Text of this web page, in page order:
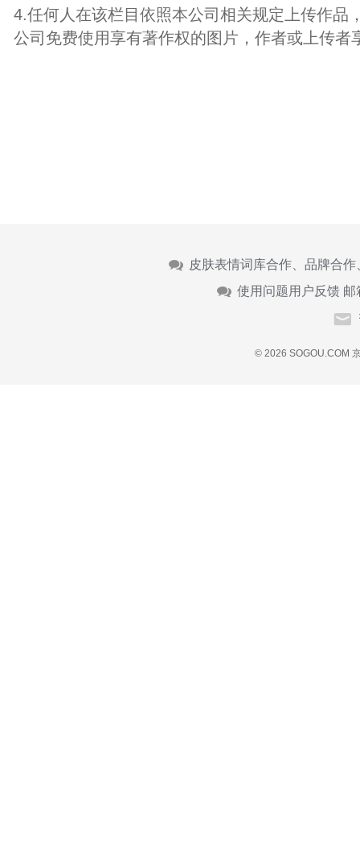
4.任何人在该栏目依照本公司相关规定上传作品
公司免费使用享有著作权的图片，作者或上传者
皮肤表情词库合作、品牌合
使用问题用户反馈 邮
© 2026 SOGOU.COM